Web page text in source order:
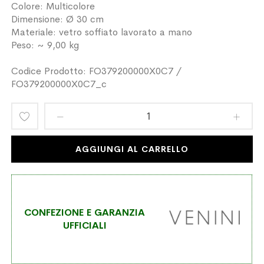
Colore: Multicolore
Dimensione: Ø 30 cm
Materiale: vetro soffiato lavorato a mano
Peso: ~ 9,00 kg
Codice Prodotto: FO379200000X0C7 /
FO379200000X0C7_c
Aggiungi
lista
AGGIUNGI AL CARRELLO
CONFEZIONE E GARANZIA
UFFICIALI